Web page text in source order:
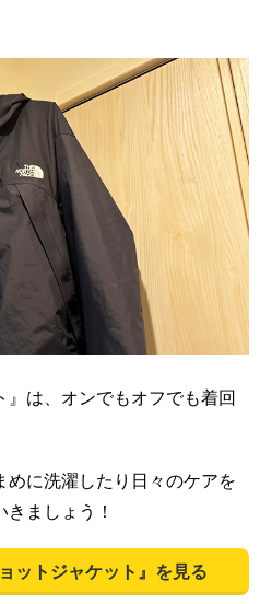
』は、オンでもオフでも着回
に洗濯したり日々のケアを
ましょう！
ットジャケット』を見る